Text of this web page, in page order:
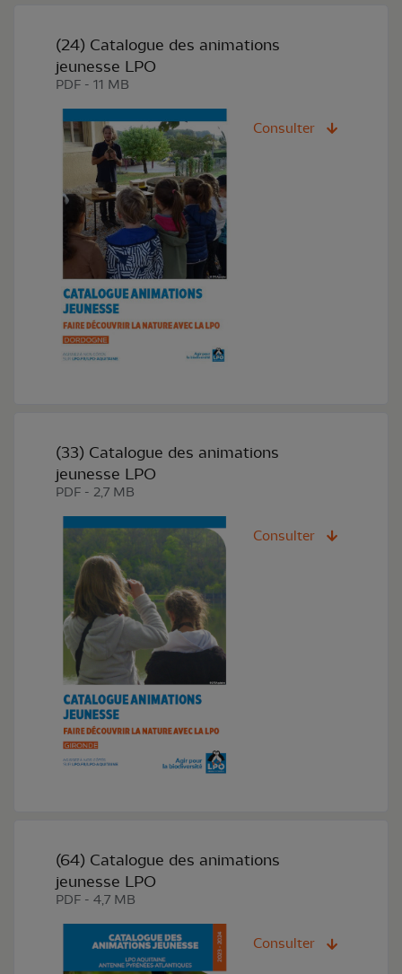
(24) Catalogue des animations
jeunesse LPO
PDF - 11 MB
Consulter
(33) Catalogue des animations
jeunesse LPO
PDF - 2,7 MB
Consulter
(64) Catalogue des animations
jeunesse LPO
PDF - 4,7 MB
Consulter